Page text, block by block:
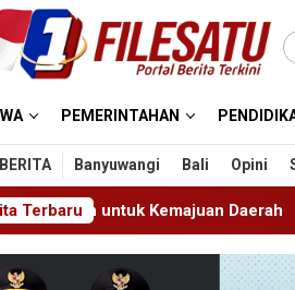
PEMERINTAHAN
Banyuwangi Bali Opini
Terbaru Disambut Tari Cucuk